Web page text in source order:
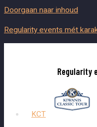
Doorgaan naar inhoud
Regularity events mét
Regularity
KCT